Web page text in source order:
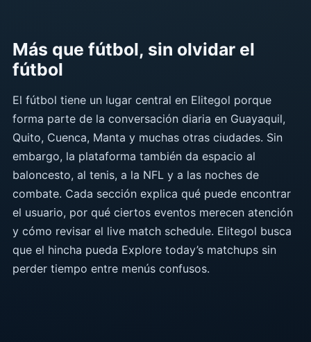
Más que fútbol, sin olvidar el
fútbol
El fútbol tiene un lugar central en Elitegol porque
forma parte de la conversación diaria en Guayaquil,
Quito, Cuenca, Manta y muchas otras ciudades. Sin
embargo, la plataforma también da espacio al
baloncesto, al tenis, a la NFL y a las noches de
combate. Cada sección explica qué puede encontrar
el usuario, por qué ciertos eventos merecen atención
y cómo revisar el live match schedule. Elitegol busca
que el hincha pueda Explore today’s matchups sin
perder tiempo entre menús confusos.